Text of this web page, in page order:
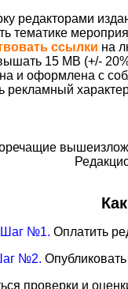
редакторами
тематике
ссылки на
15 MB (+/-
и оформлена с
рекламный
Шаг №1. Оплатить
№2.
проверки и